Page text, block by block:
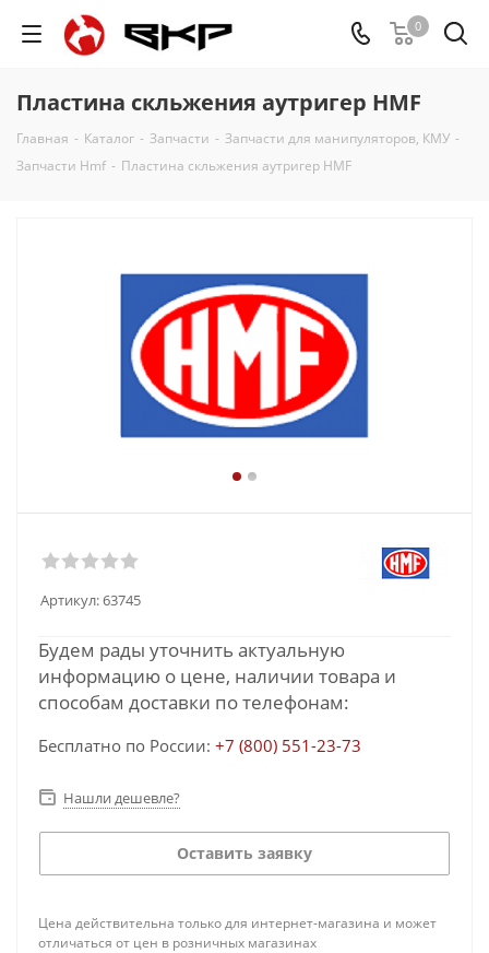
0
Пластина скльжения аутригер HMF
Главная - Каталог - Запчасти - Запчасти для манипуляторов, КМУ -
Запчасти Hmf - Пластина скльжения аутригер HMF
Артикул:63745
Будем рады уточнить актуальную
информацию о цене, наличии товара и
способам доставки по телефонам:
Бесплатно по России: +7 (800) 551-23-73
Нашли дешевле?
Оставить заявку
Цена действительна только для интернет-магазина и может
отличаться от цен в розничных магазинах